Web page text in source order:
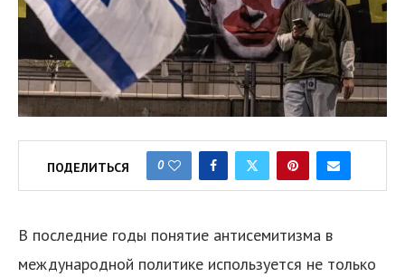
ПОДЕЛИТЬСЯ 0
В последние годы понятие антисемитизма в
международной политике используется не только